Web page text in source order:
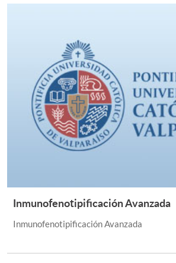
Inmunofenotipificación Avanzada
Inmunofenotipificación Avanzada